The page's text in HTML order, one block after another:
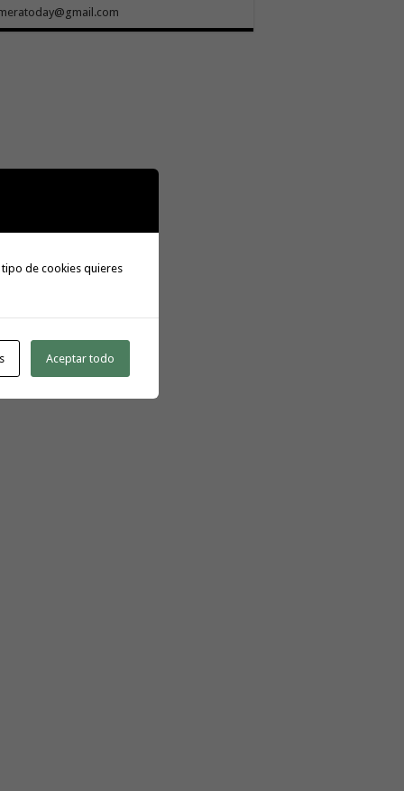
de cookies quieres
Aceptar todo